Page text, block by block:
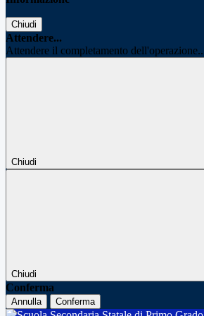
Chiudi
Attendere...
Attendere il completamento
Chiudi
Chiudi
Conferma
Annulla Conferma